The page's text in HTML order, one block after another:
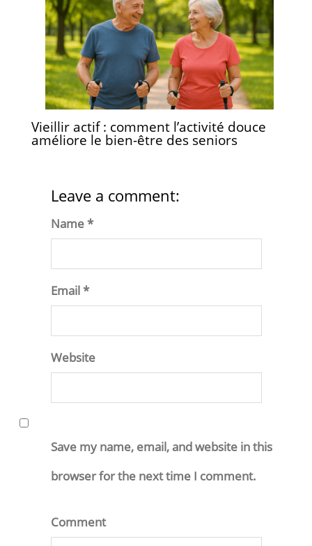
Vieillir actif : comment l’activité douce
améliore le bien-être des seniors
Leave a comment:
Name *
Email *
Website
Save my name, email, and website in this
browser for the next time I comment.
Comment